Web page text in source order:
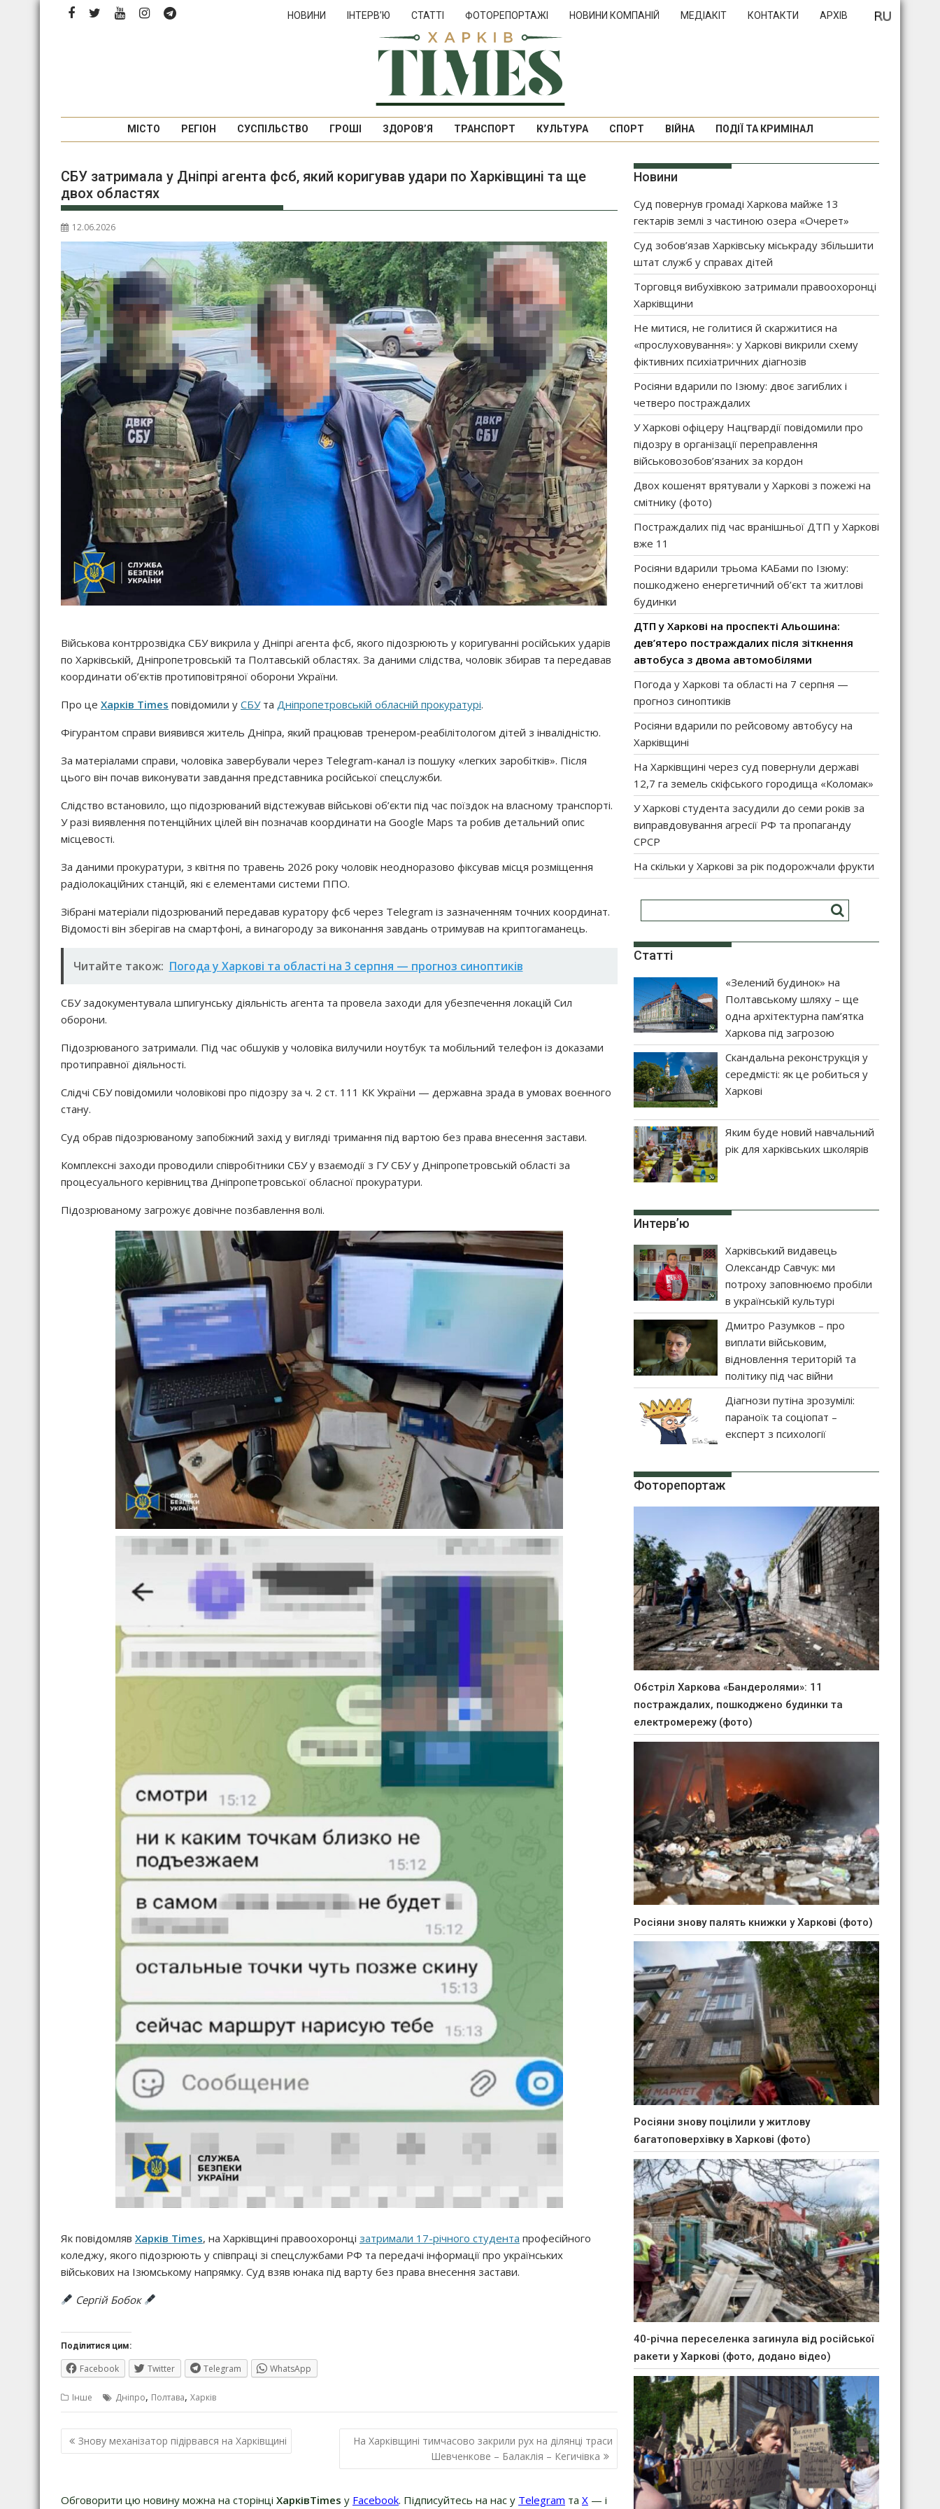
Перейти
НОВИНИ ІНТЕРВ’Ю СТАТТІ ФОТОРЕПОРТАЖІ НОВИНИ КОМПАНІЙ МЕДІАКІТ КОНТАКТИ АРХІВ
МІСТО РЕГІОН СУСПІЛЬСТВО ГРОШІ ЗДОРОВ’Я ТРАНСПОРТ КУЛЬТУРА СПОРТ ВІЙНА ПОДІЇ ТА КРИМІНАЛ
СБУ затримала у Дніпрі агента фсб, який коригував удари по Харківщині та ще
двох областях
12.06.2026
Військова контррозвідка СБУ викрила у Дніпрі агента фсб, якого підозрюють у коригуванні російських ударів
по Харківській, Дніпропетровській та Полтавській областях. За даними слідства, чоловік збирав та передавав
координати об’єктів протиповітряної оборони України.
Про це Харків Times повідомили у СБУта Дніпропетровській обласній прокуратурі.
Фігурантом справи виявився житель Дніпра, який працював тренером-реабілітологом дітей з інвалідністю.
За матеріалами справи, чоловіка завербували через Telegram-канал із пошуку «легких заробітків». Після
цього він почав виконувати завдання представника російської спецслужби.
Слідство встановило, що підозрюваний відстежував військові об’єкти під час поїздок на власному транспорті.
У разі виявлення потенційних цілей він позначав координати на Google Maps та робив детальний опис
місцевості.
За даними прокуратури, з квітня по травень 2026 року чоловік неодноразово фіксував місця розміщення
радіолокаційних станцій, які є елементами системи ППО.
Зібрані матеріали підозрюваний передавав куратору фсб через Telegram із зазначенням точних координат.
Відомості він зберігав на смартфоні, а винагороду за виконання завдань отримував на криптогаманець.
Читайте також: Погода у Харкові та області на 3 серпня — прогноз синоптиків
СБУ задокументувала шпигунську діяльність агента та провела заходи для убезпечення локацій Сил
оборони.
Підозрюваного затримали. Під час обшуків у чоловіка вилучили ноутбук та мобільний телефон із доказами
протиправної діяльності.
Слідчі СБУ повідомили чоловікові про підозру за ч. 2 ст. 111 КК України — державна зрада в умовах воєнного
стану.
Суд обрав підозрюваному запобіжний захід у вигляді тримання під вартою без права внесення застави.
Комплексні заходи проводили співробітники СБУ у взаємодії з ГУ СБУ у Дніпропетровській області за
процесуального керівництва Дніпропетровської обласної прокуратури.
Підозрюваному загрожує довічне позбавлення волі.
Як повідомляв Харків Times, на Харківщині правоохоронці затримали 17-річного студента професійного
коледжу, якого підозрюють у співпраці зі спецслужбами РФ та передачі інформації про українських
військових на Ізюмському напрямку. Суд взяв юнака під варту без права внесення застави.
Сергій Бобок
Поділитися цим:
Facebook Twitter Telegram WhatsApp
Інше Дніпро, Полтава, Харків
Навігація
записів
Знову механізатор підірвався на Харківщині
На Харківщині тимчасово закрили рух на ділянці траси
Шевченкове – Балаклія – Кегичівка
Обговорити цю новину можна на сторінці ХарківTimes у Facebook. Підписуйтесь на нас у Telegram та Х — і
Новини
Суд повернув громаді Харкова майже 13
гектарів землі з частиною озера «Очерет»
Суд зобов’язав Харківську міськраду збільшити
штат служб у справах дітей
Торговця вибухівкою затримали правоохоронці
Харківщини
Не митися, не голитися й скаржитися на
«прослуховування»: у Харкові викрили схему
фіктивних психіатричних діагнозів
Росіяни вдарили по Ізюму: двоє загиблих і
четверо постраждалих
У Харкові офіцеру Нацгвардії повідомили про
підозру в організації переправлення
військовозобов’язаних за кордон
Двох кошенят врятували у Харкові з пожежі на
смітнику (фото)
Постраждалих під час вранішньої ДТП у Харкові
вже 11
Росіяни вдарили трьома КАБами по Ізюму:
пошкоджено енергетичний об’єкт та житлові
будинки
ДТП у Харкові на проспекті Альошина:
дев’ятеро постраждалих після зіткнення
автобуса з двома автомобілями
Погода у Харкові та області на 7 серпня —
прогноз синоптиків
Росіяни вдарили по рейсовому автобусу на
Харківщині
На Харківщині через суд повернули державі
12,7 га земель скіфського городища «Коломак»
У Харкові студента засудили до семи років за
виправдовування агресії РФ та пропаганду
СРСР
На скільки у Харкові за рік подорожчали фрукти
Статті
«Зелений будинок» на
Полтавському шляху – ще
одна архітектурна пам’ятка
Харкова під загрозою
Скандальна реконструкція у
середмісті: як це робиться у
Харкові
Яким буде новий навчальний
рік для харківських школярів
Интерв’ю
Харківський видавець
Олександр Савчук: ми
потроху заповнюємо пробіли
в українській культурі
Дмитро Разумков – про
виплати військовим,
відновлення територій та
політику під час війни
Діагнози путіна зрозумілі:
параноїк та соціопат –
експерт з психології
Фоторепортаж
Обстріл Харкова «Бандеролями»: 11
постраждалих, пошкоджено будинки та
електромережу (фото)
Росіяни знову палять книжки у Харкові (фото)
Росіяни знову поцілили у житлову
багатоповерхівку в Харкові (фото)
40-річна переселенка загинула від російської
ракети у Харкові (фото, додано відео)